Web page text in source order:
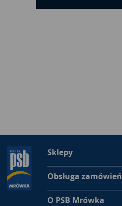
Sklepy
Obsługa zamówień
O PSB Mrówka